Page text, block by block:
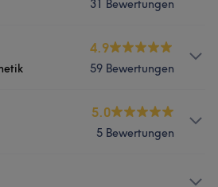
May sagen
31 Bewertungen
4.9
59 Bewertungen
5.0
5 Bewertungen